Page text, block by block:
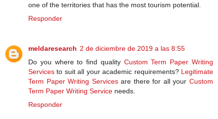
one of the territories that has the most tourism potential.
Responder
meldaresearch 2 de diciembre de 2019 a las 8:55
Do you where to find quality Custom Term Paper Writing
Services to suit all your academic requirements? Legitimate
Term Paper Writing Servicesare there for all yourCustom
Term Paper Writing Service needs.
Responder